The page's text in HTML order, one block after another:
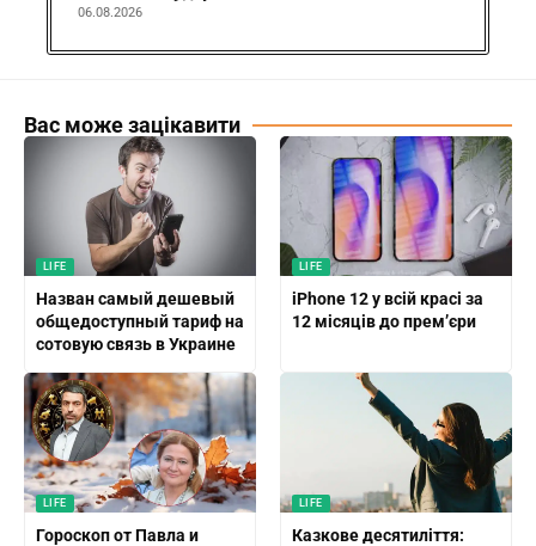
06.08.2026
Вас може зацікавити
LIFE
Назван самый дешевый
общедоступный тариф на
сотовую связь в Украине
LIFE
iPhone 12 у всій красі за
12 місяців до прем’єри
LIFE
Гороскоп от Павла и
LIFE
Казкове десятиліття: